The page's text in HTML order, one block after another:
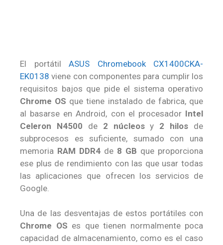
El portátil ASUS Chromebook CX1400CKA-
EK0138 viene con componentes para cumplir los
requisitos bajos que pide el sistema operativo
Chrome OS que tiene instalado de fabrica, que
al basarse en Android, con el procesador Intel
Celeron N4500 de 2 núcleosy 2 hilos de
subprocesos es suficiente, sumado con una
memoria RAM DDR4 de 8 GB que proporciona
ese plus de rendimiento con las que usar todas
las aplicaciones que ofrecen los servicios de
Google.
Una de las desventajas de estos portátiles con
Chrome OS es que tienen normalmente poca
capacidad de almacenamiento, como es el caso